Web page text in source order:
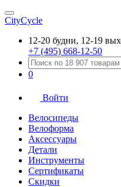
CityCycle
12-20 будни, 12-19
+7 (495) 668-12-50
0
Войти
Велосипеды
Велоформа
Аксессуары
Детали
Инструменты
Сертификаты
Скидки